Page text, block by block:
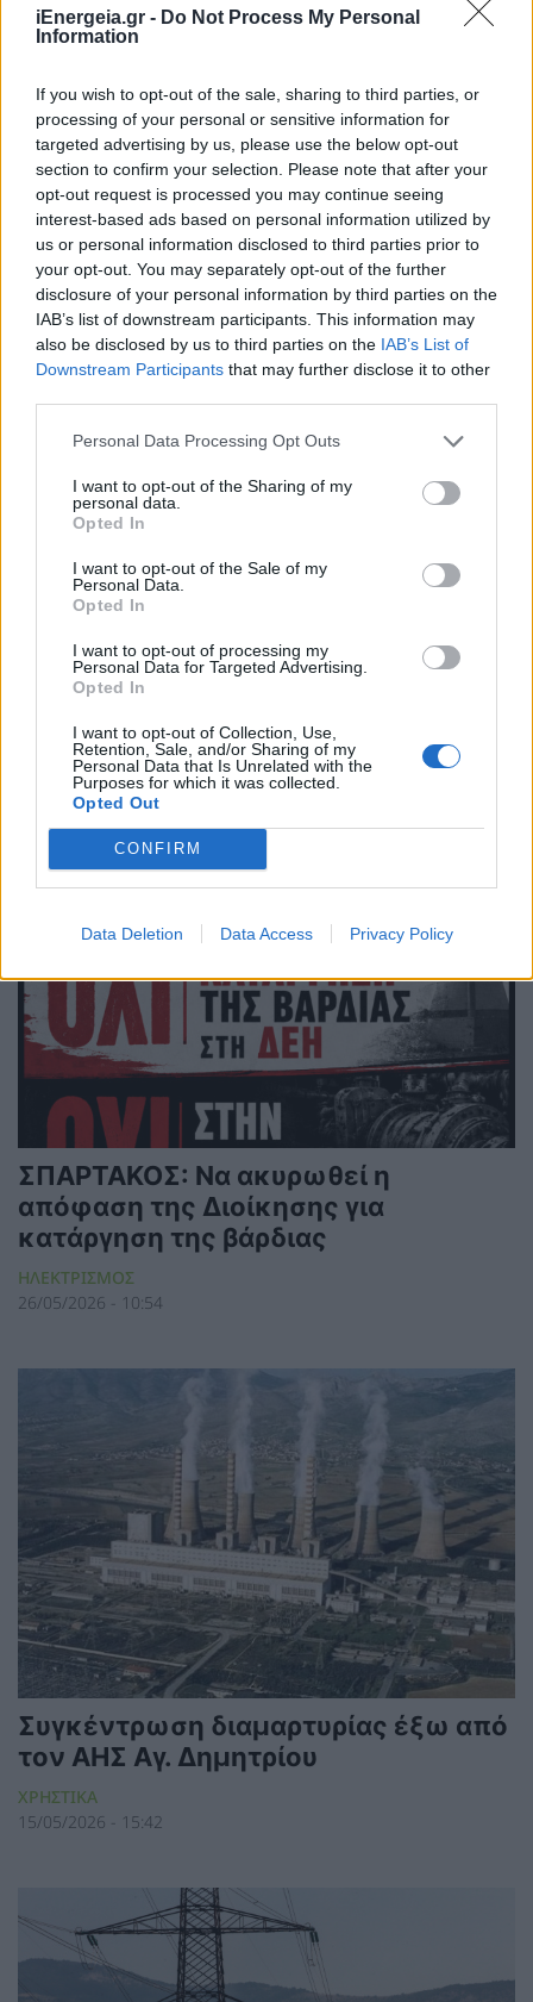
iEnergeia.gr - Do Not Process My Personal
Information
If you wish to opt-out of the sale, sharing to third parties, or
processing of your personal or sensitive information for
targeted advertising by us, please use the below opt-out
section to confirm your selection. Please note that after your
opt-out request is processed you may continue seeing
interest-based ads based on personal information utilized by
us or personal information disclosed to third parties prior to
your opt-out. You may separately opt-out of the further
disclosure of your personal information by third parties on the
IAB’s list of downstream participants. This information may
also be disclosed by us to third parties on the IAB’s List of
Downstream Participants that may further disclose it to other
Personal Data Processing Opt Outs
I want to opt-out of the Sharing of my
personal data.
Opted In
I want to opt-out of the Sale of my
Personal Data.
Opted In
I want to opt-out of processing my
Personal Data for Targeted Advertising.
Opted In
I want to opt-out of Collection, Use,
Retention, Sale, and/or Sharing of my
Personal Data that Is Unrelated with the
Purposes for which it was collected.
Opted Out
CONFIRM
Data Deletion Data Access Privacy Policy
εκσκαφέων στο ορυχείο της
Μαυροπηγής: Πρόκειται για έγκλημα
με ιστορία και ενόχους
ΠΟΛΙΤΙΚΗ
23/06/2026 - 11:06
Στη Βουλή φέρνει ο ΣΥΡΙΖΑ-ΠΣ την
απολιγνιτοποίηση και τη δίκαιη
μετάβασης
ΠΟΛΙΤΙΚΗ
28/05/2026 - 10:03
ΣΠΑΡΤΑΚΟΣ: Να ακυρωθεί η
απόφαση της Διοίκησης για
κατάργηση της βάρδιας
ΗΛΕΚΤΡΙΣΜΟΣ
26/05/2026 - 10:54
Συγκέντρωση διαμαρτυρίας έξω από
τον ΑΗΣ Αγ. Δημητρίου
ΧΡΗΣΤΙΚΑ
15/05/2026 - 15:42